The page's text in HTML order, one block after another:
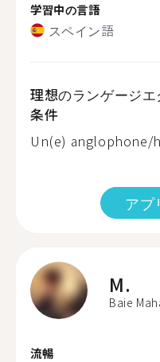
学習中の言語
スペイン語
理想のランゲージ
条件
Un(e) anglophone/
アプ
M.
Baie
流暢